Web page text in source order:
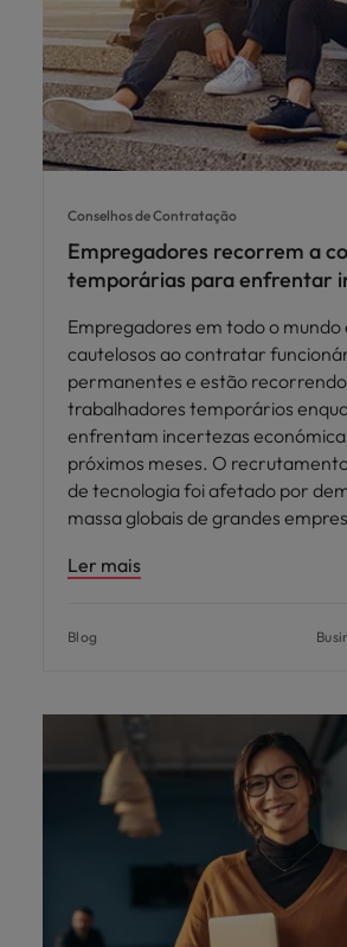
Conselhos de Contratação
Empregadores recorrem a
temporárias para enfrentar
Empregadores em todo o mundo
cautelosos ao contratar
permanentes e estão
trabalhadores temporários
enfrentam incertezas
próximos meses. O
de tecnologia foi afetado por
massa globais de grandes
Ler mais
Blog